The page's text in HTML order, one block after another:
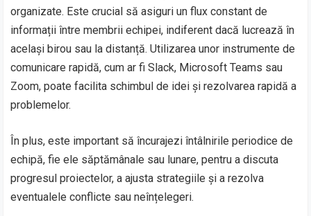
organizate. Este crucial să asiguri un flux constant de
informații între membrii echipei, indiferent dacă lucrează în
același birou sau la distanță. Utilizarea unor instrumente de
comunicare rapidă, cum ar fi Slack, Microsoft Teams sau
Zoom, poate facilita schimbul de idei și rezolvarea rapidă a
problemelor.
În plus, este important să încurajezi întâlnirile periodice de
echipă, fie ele săptămânale sau lunare, pentru a discuta
progresul proiectelor, a ajusta strategiile și a rezolva
eventualele conflicte sau neînțelegeri.